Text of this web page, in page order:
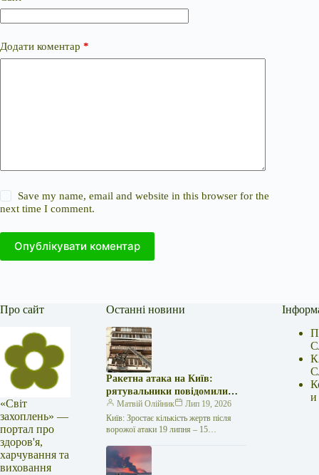
Додати коментар *
Save my name, email and website in this browser for the
next time I comment.
Опублікувати коментар
Про сайт
«Світ
захоплень» —
портал про
здоров'я,
харчування та
виховання
Останні новини
Ракетна атака на Київ:
рятувальники повідомили
про 15 поранених
Матвій Олійник
Лип 19, 2026
Київ: Зростає кількість жертв після
ворожої атаки 19 липня – 15
російської агресії, що сталася у
столиці…
и